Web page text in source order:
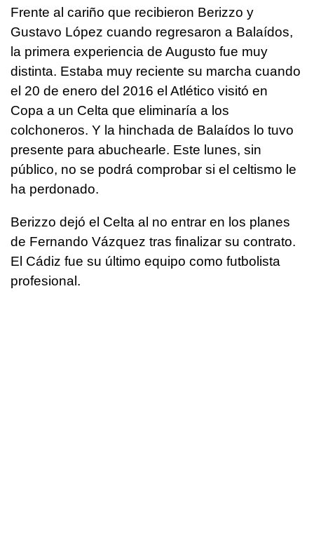
Frente al cariño que recibieron Berizzo y
Gustavo López cuando regresaron a Balaídos,
la primera experiencia de Augusto fue muy
distinta. Estaba muy reciente su marcha cuando
el 20 de enero del 2016 el Atlético visitó en
Copa a un Celta que eliminaría a los
colchoneros. Y la hinchada de Balaídos lo tuvo
presente para abuchearle. Este lunes, sin
público, no se podrá comprobar si el celtismo le
ha perdonado.
Berizzo dejó el Celta al no entrar en los planes
de Fernando Vázquez tras finalizar su contrato.
El Cádiz fue su último equipo como futbolista
profesional.